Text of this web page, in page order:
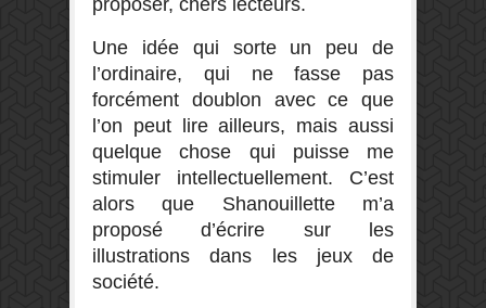
Une idée qui sorte un peu de
l’ordinaire, qui ne fasse pas
forcément doublon avec ce que
l’on peut lire ailleurs, mais aussi
quelque chose qui puisse me
stimuler intellectuellement. C’est
alors que Shanouillette m’a
proposé d’écrire sur les
illustrations dans les jeux de
société.